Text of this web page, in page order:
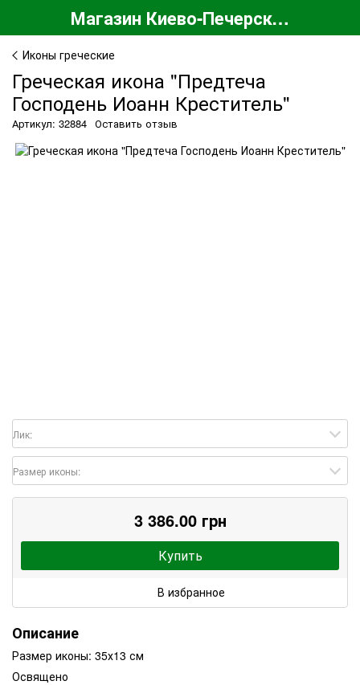
Магазин Киево-Печерской Лавры
Иконы греческие
Греческая икона "Предтеча
Господень Иоанн Креститель"
Артикул: 32884 Оставить отзыв
Лик:
Размер иконы:
3 386.00 грн
Купить
В избранное
Описание
Размер иконы: 35х13 см
Освящено